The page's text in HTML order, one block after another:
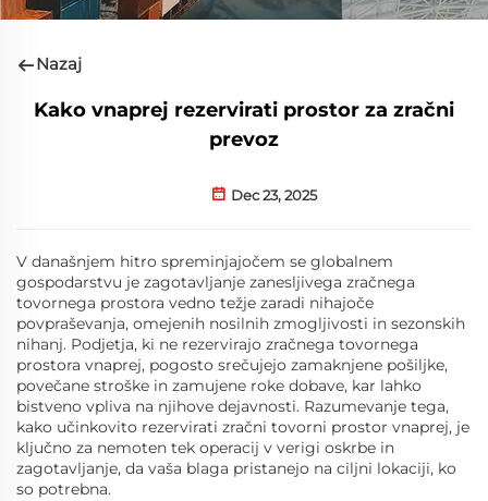
Nazaj
Kako vnaprej rezervirati prostor za zračni
prevoz
Dec 23, 2025
V današnjem hitro spreminjajočem se globalnem
gospodarstvu je zagotavljanje zanesljivega zračnega
tovornega prostora vedno težje zaradi nihajoče
povpraševanja, omejenih nosilnih zmogljivosti in sezonskih
nihanj. Podjetja, ki ne rezervirajo zračnega tovornega
prostora vnaprej, pogosto srečujejo zamaknjene pošiljke,
povečane stroške in zamujene roke dobave, kar lahko
bistveno vpliva na njihove dejavnosti. Razumevanje tega,
kako učinkovito rezervirati zračni tovorni prostor vnaprej, je
ključno za nemoten tek operacij v verigi oskrbe in
zagotavljanje, da vaša blaga pristanejo na ciljni lokaciji, ko
so potrebna.